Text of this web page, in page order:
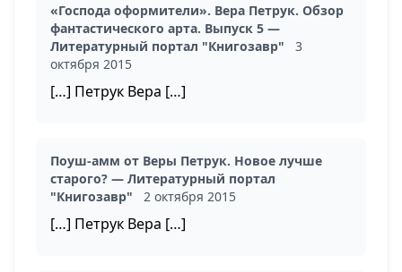
«Господа оформители». Вера Петрук. Обзор
фантастического арта. Выпуск 5 —
Литературный портал "Книгозавр"
3
октября 2015
[…] Петрук Вера […]
Поуш-амм от Веры Петрук. Новое лучше
старого? — Литературный портал
"Книгозавр"
2 октября 2015
[…] Петрук Вера […]